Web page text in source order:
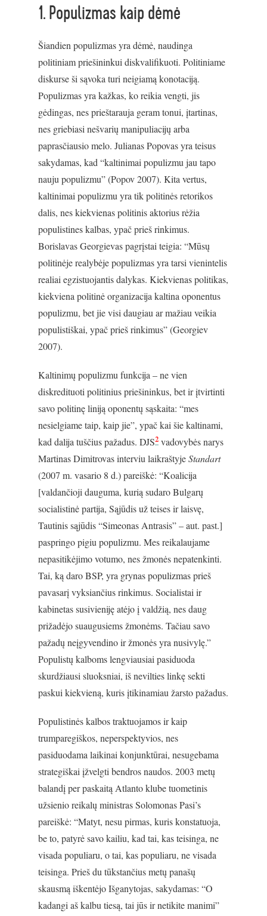
1. Populizmas kaip dėmė
Šiandien populizmas yra dėmė, naudinga
politiniam priešininkui diskvalifikuoti. Politiniame
diskurse ši sąvoka turi neigiamą konotaciją.
Populizmas yra kažkas, ko reikia vengti, jis
gėdingas, nes prieštarauja geram tonui, įtartinas,
nes griebiasi nešvarių manipuliacijų arba
paprasčiausio melo. Julianas Popovas yra teisus
sakydamas, kad “kaltinimai populizmu jau tapo
nauju populizmu” (Popov 2007). Kita vertus,
kaltinimai populizmu yra tik politinės retorikos
dalis, nes kiekvienas politinis aktorius rėžia
populistines kalbas, ypač prieš rinkimus.
Borislavas Georgievas pagrįstai teigia: “Mūsų
politinėje realybėje populizmas yra tarsi vienintelis
realiai egzistuojantis dalykas. Kiekvienas politikas,
kiekviena politinė organizacija kaltina oponentus
populizmu, bet jie visi daugiau ar mažiau veikia
populistiškai, ypač prieš rinkimus” (Georgiev
2007).
Kaltinimų populizmu funkcija – ne vien
diskredituoti politinius priešininkus, bet ir įtvirtinti
savo politinę liniją oponentų sąskaita: “mes
nesielgiame taip, kaip jie”, ypač kai šie kaltinami,
kad dalija tuščius pažadus. DJS2 vadovybės narys
Martinas Dimitrovas interviu laikraštyjeStandart
(2007 m. vasario 8 d.) pareiškė: “Koalicija
[valdančioji dauguma, kurią sudaro Bulgarų
socialistinė partija, Sąjūdis už teises ir laisvę,
Tautinis sąjūdis “Simeonas Antrasis” – aut. past.]
paspringo pigiu populizmu. Mes reikalaujame
nepasitikėjimo votumo, nes žmonės nepatenkinti.
Tai, ką daro BSP, yra grynas populizmas prieš
pavasarį vyksiančius rinkimus. Socialistai ir
kabinetas susivieniję atėjo į valdžią, nes daug
prižadėjo suaugusiems žmonėms. Tačiau savo
pažadų neįgyvendino ir žmonės yra nusivylę.”
Populistų kalboms lengviausiai pasiduoda
skurdžiausi sluoksniai, iš nevilties linkę sekti
paskui kiekvieną, kuris įtikinamiau žarsto pažadus.
Populistinės kalbos traktuojamos ir kaip
trumparegiškos, neperspektyvios, nes
pasiduodama laikinai konjunktūrai, nesugebama
strategiškai įžvelgti bendros naudos. 2003 metų
balandį per paskaitą Atlanto klube tuometinis
užsienio reikalų ministras Solomonas Pasi’s
pareiškė: “Matyt, nesu pirmas, kuris konstatuoja,
be to, patyrė savo kailiu, kad tai, kas teisinga, ne
visada populiaru, o tai, kas populiaru, ne visada
teisinga. Prieš du tūkstančius metų panašų
skausmą iškentėjo Išganytojas, sakydamas: “O
kadangi aš kalbu tiesą, tai jūs ir netikite manimi”